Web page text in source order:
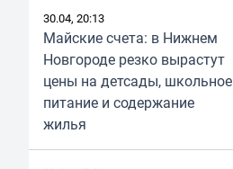
30.04, 20:13
Майские счета: в Нижнем
Новгороде резко вырастут
цены на детсады, школьное
питание и содержание
жилья